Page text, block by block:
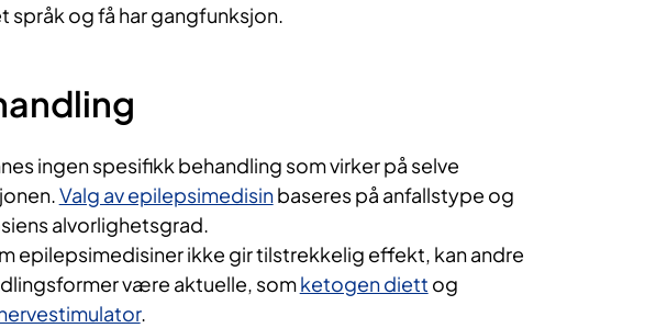
språk og få har gangfunksjon.
ingen spesifikk behandling som virker på selve
Valg av epilepsimedisinbaseres på anfallstype og
alvorlighetsgrad.
epilepsimedisiner ikke gir tilstrekkelig effekt, kan andre
være aktuelle, somketogen diett og
.